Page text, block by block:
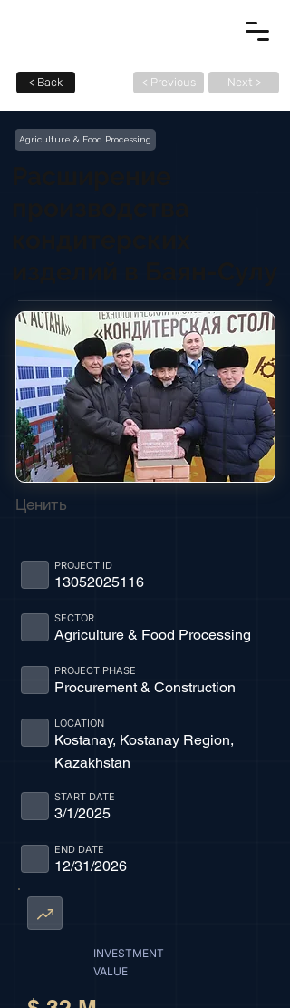
< Back < Previous Next >
Agriculture & Food Processing
Ценить
13052025116
PROJECT ID
Agriculture & Food Processing
SECTOR
Procurement & Construction
PROJECT PHASE
Kostanay, Kostanay Region,
Kazakhstan
LOCATION
3/1/2025
START DATE
12/31/2026
END DATE
INVESTMENT
VALUE